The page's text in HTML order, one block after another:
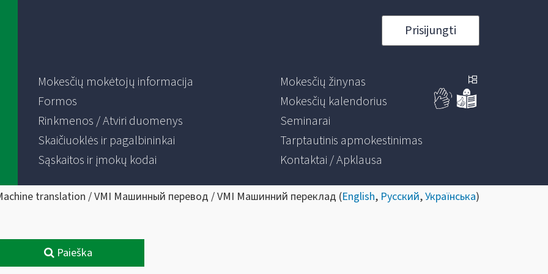
Prisijungti
Mokesčių mokėtojų informacija
Formos
Rinkmenos / Atviri duomenys
Skaičiuoklės ir pagalbininkai
Sąskaitos ir įmokų kodai
Mokesčių žinynas
Mokesčių kalendorius
Seminarai
Tarptautinis apmokestinimas
Kontaktai / Apklausa
translation / VMI Машинный перевод / VMI Машинний переклад (English, Русский,Українська)
Paieška